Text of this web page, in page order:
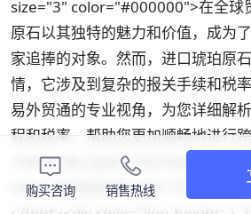
size="3" color="#000000">在全球
原石以其独特的魅力和价值，成为
家追捧的对象。然而，进口琥珀原
情，它涉及到复杂的报关手续和税
易外贸通的专业视角，为您详细解
程和税率，帮助您更加顺畅地进行
</div><div style="line-height:
color="#000000" size="3">
购买咨询 销售热线